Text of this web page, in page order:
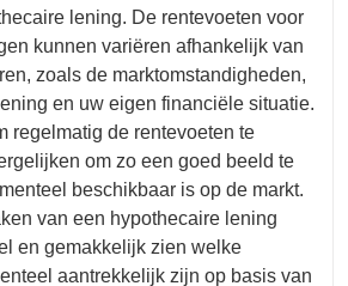
lening. De rentevoeten voor
kunnen variëren afhankelijk van
zoals de marktomstandigheden,
en uw eigen financiële situatie.
regelmatig de rentevoeten te
om zo een goed beeld te
beschikbaar is op de markt.
van een hypothecaire lening
en gemakkelijk zien welke
aantrekkelijk zijn op basis van